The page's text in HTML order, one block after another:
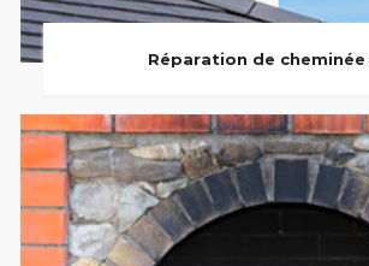
Réparation de cheminée